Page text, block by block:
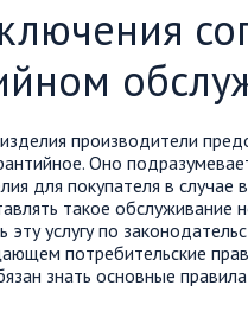
производители
Оно
для покупателя в случае
такое
эту услугу по
потребительские
знать основные